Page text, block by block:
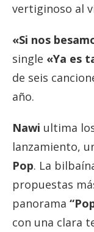
vertiginoso al
«Si nos
single «Ya es
de seis
año.
Nawi ultima
lanzamiento,
Pop. La
propuestas
panorama
con una clara